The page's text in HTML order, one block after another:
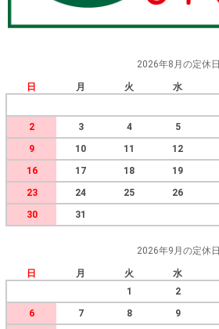
2026年8月の定休日
日 月 火 水
2
3 4 5
9
10 11 12
16
17 18 19
23
24 25 26
30
31
2026年9月の定休日
日 月 火 水
1
2
6
7 8 9